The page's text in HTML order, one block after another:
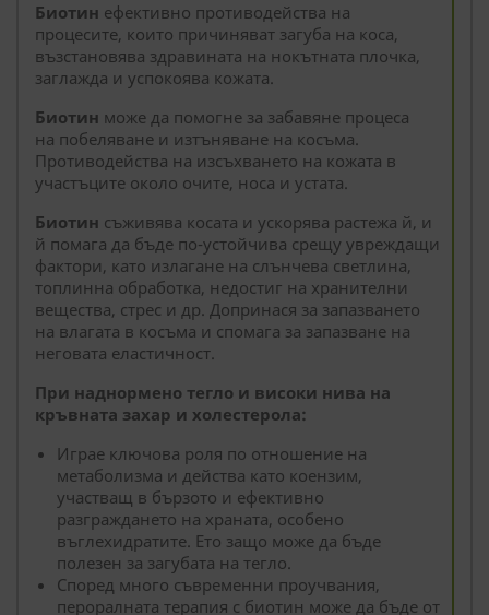
Биотин ефективно противодейства на
процесите, които причиняват загуба на коса,
възстановява здравината на нокътната плочка,
заглажда и успокоява кожата.
Биотин може да помогне за забавяне процеса
на побеляване и изтъняване на косъма.
Противодейства на изсъхването на кожата в
участъците около очите, носа и устата.
Биотин съживява косата и ускорява растежа й, и
й помага да бъде по-устойчива срещу увреждащи
фактори, като излагане на слънчева светлина,
топлинна обработка, недостиг на хранителни
вещества, стрес и др. Допринася за запазването
на влагата в косъма и спомага за запазване на
неговата еластичност.
При наднормено тегло и високи нива на
кръвната захар и холестерола:
Играе ключова роля по отношение на
метаболизма и действа като коензим,
участващ в бързото и ефективно
разграждането на храната, особено
въглехидратите. Ето защо може да бъде
полезен за загубата на тегло.
Според много съвременни проучвания,
пероралната терапия с биотин може да бъде от